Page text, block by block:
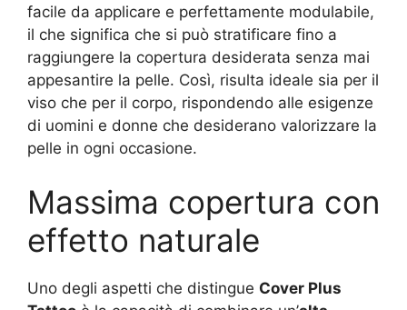
facile da applicare e perfettamente modulabile,
il che significa che si può stratificare fino a
raggiungere la copertura desiderata senza mai
appesantire la pelle. Così, risulta ideale sia per il
viso che per il corpo, rispondendo alle esigenze
di uomini e donne che desiderano valorizzare la
pelle in ogni occasione.
Massima copertura con
effetto naturale
Uno degli aspetti che distingue Cover Plus